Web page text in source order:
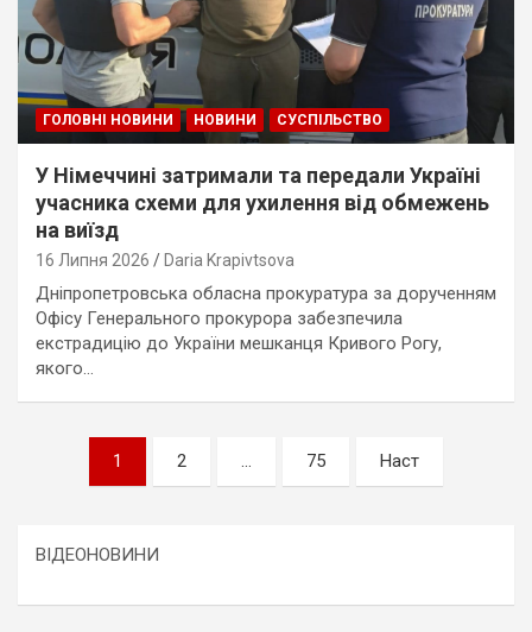
ГОЛОВНІ НОВИНИ НОВИНИ СУСПІЛЬСТВО
У Німеччині затримали та передали Україні
учасника схеми для ухилення від обмежень
на виїзд
16 Липня 2026 Daria Krapivtsova
Дніпропетровська обласна прокуратура за дорученням
Офісу Генерального прокурора забезпечила
екстрадицію до України мешканця Кривого Рогу,
якого…
Пагінація
записів
1 2 … 75 Наст
ВІДЕОНОВИНИ